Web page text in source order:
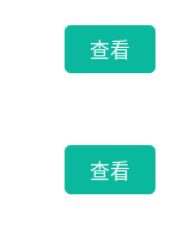
查看
查看